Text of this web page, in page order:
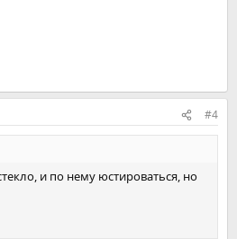
#4
и по нему юстироваться, но